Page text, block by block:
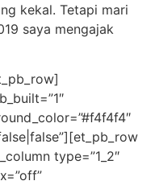
kekal. Tetapi mari
saya mengajak
type=”1_2″